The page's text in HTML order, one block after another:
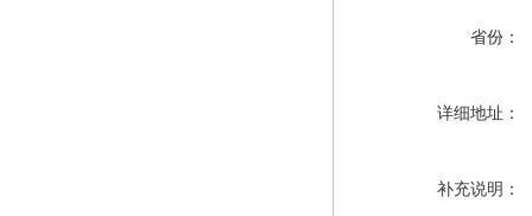
省份：
详细地址：
补充说明：